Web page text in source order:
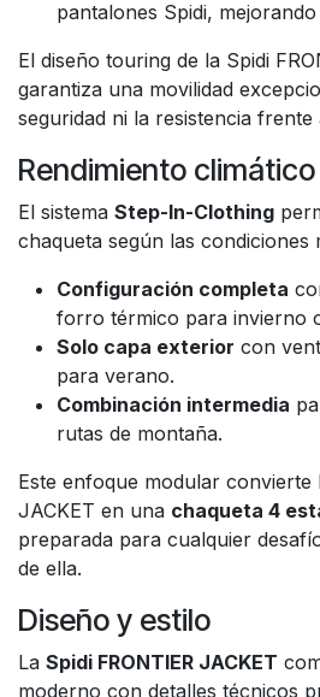
pantalones Spidi,
El diseño touring de la Spidi
garantiza una movilidad
seguridad ni la resistencia
Rendimiento
El sistema Step-In-Clothing
chaqueta según las condiciones
Configuración completa
forro térmico para invierno
Solo capa exterior con
para verano.
Combinación intermedia
rutas de montaña.
Este enfoque modular convierte
JACKET en una chaqueta 4
preparada para cualquier
de ella.
Diseño y estilo
La Spidi FRONTIER JACKET
moderno con detalles técnicos